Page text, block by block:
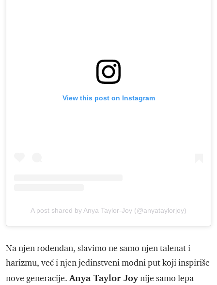
View this post on Instagram
A post shared by Anya Taylor-Joy (@anyataylorjoy)
Na njen rođendan, slavimo ne samo njen talenat i
harizmu, već i njen jedinstveni modni put koji inspiriše
nove generacije.Anya Taylor Joynije samo lepa